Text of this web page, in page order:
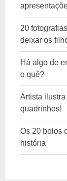
20
deixar os
Há algo de
o quê?
Artista
quadrinhos!
Os 20 bolos
história